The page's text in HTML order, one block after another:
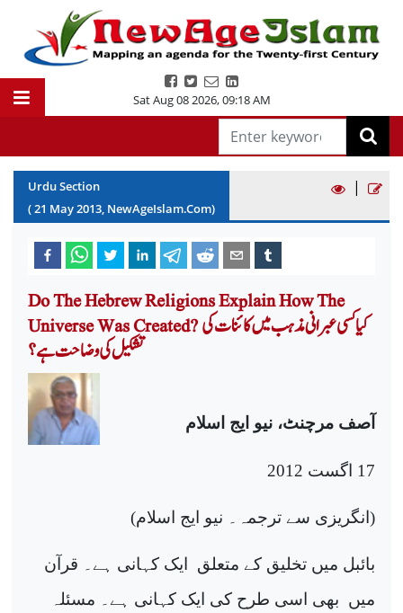
Sat Aug 08 2026,09:18 AM
Urdu Section
(21 May2013, NewAgeIslam.Com)
|
Do The Hebrew Religions Explain How The
Universe Was Created? کیا کسی عبرانی مذہب میں کائنات کی
تشکیل کی وضاحت ہے؟
آصف مرچنٹ، نیو ایج اسلام
17 اگست 2012
(انگریزی سے ترجمہ۔ نیو ایج اسلام)
بائبل میں تخلیق کے متعلق
ایک کہانی ہے۔ قرآن
میں بھی اسی طرح کی ایک کہانی ہے۔ مسئلہ